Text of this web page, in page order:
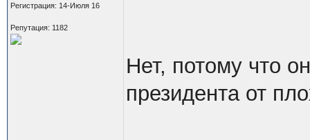
Регистрация: 14-Июля 16
Репутация: 1182
Нет, потому что
президента от